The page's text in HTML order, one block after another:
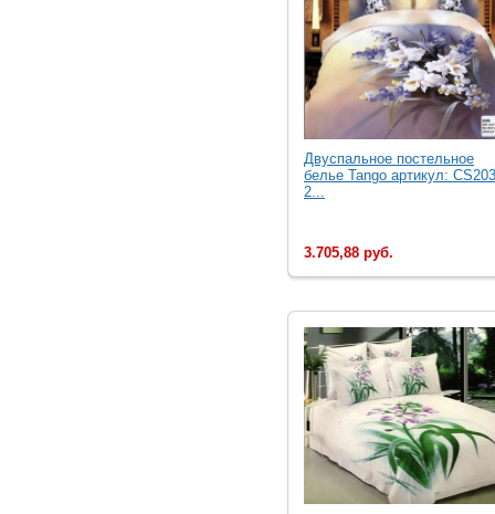
Двуcпальное постельное
белье Tango артикул:
2...
3.705,88 руб.